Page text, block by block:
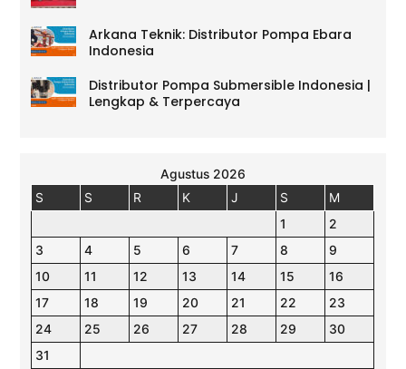
Arkana Teknik: Distributor Pompa Ebara
Indonesia
Distributor Pompa Submersible Indonesia |
Lengkap & Terpercaya
Agustus 2026
S
S R K J S
M
1
2
3
4 5 6 7 8
9
10
11 12 13 14 15
16
17
18 19 20 21 22
23
24
25 26 27 28 29
30
31